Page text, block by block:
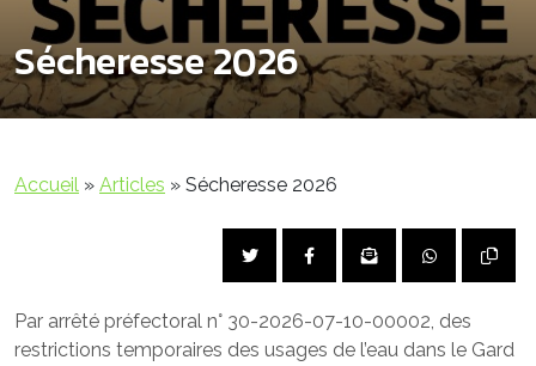
Sécheresse 2026
Accueil » Articles » Sécheresse 2026
Par arrêté préfectoral n° 30-2026-07-10-00002, des
restrictions temporaires des usages de l’eau dans le Gard